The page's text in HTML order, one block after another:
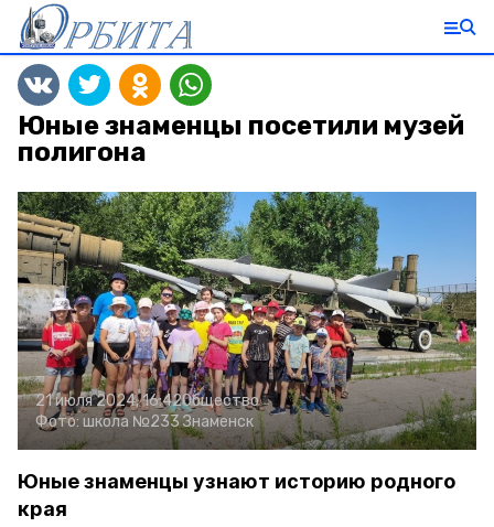
Юные знаменцы посетили музей
полигона
21 июля 2024, 16:42Общество
Фото: школа №233 Знаменск
Юные знаменцы узнают историю родного
края